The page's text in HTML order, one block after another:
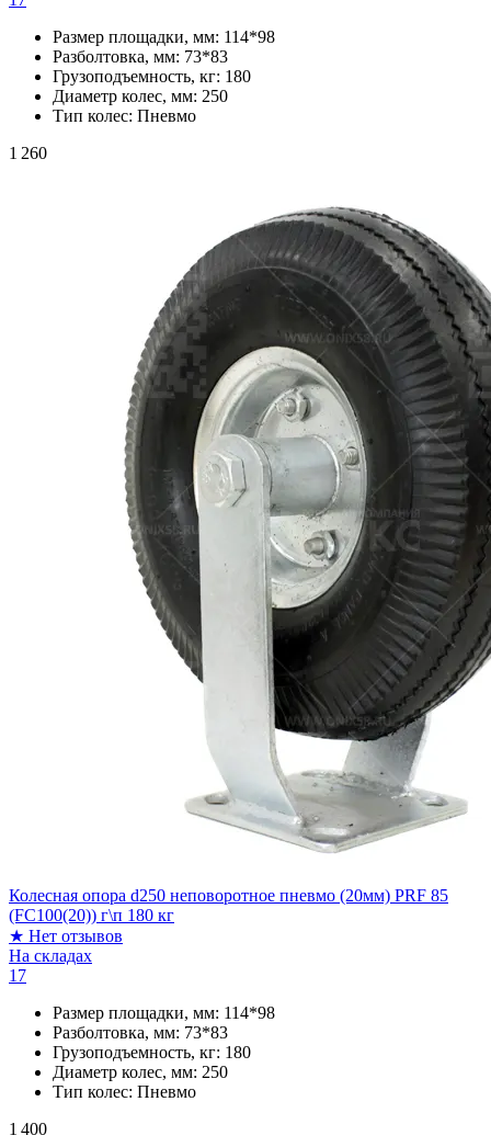
Размер площадки, мм: 114*98
Разболтовка, мм: 73*83
Грузоподъемность, кг: 180
Диаметр колес, мм: 250
Тип колес: Пневмо
1 260
Колесная опора d250 неповоротное пневмо (20мм) PRF 85
(FC100(20)) г\п 180 кг
★ Нет отзывов
На складах
17
Размер площадки, мм: 114*98
Разболтовка, мм: 73*83
Грузоподъемность, кг: 180
Диаметр колес, мм: 250
Тип колес: Пневмо
1 400